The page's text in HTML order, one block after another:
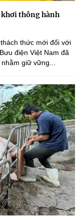
thông hành
thức mới đối với
điện Việt Nam đã
giữ vững...